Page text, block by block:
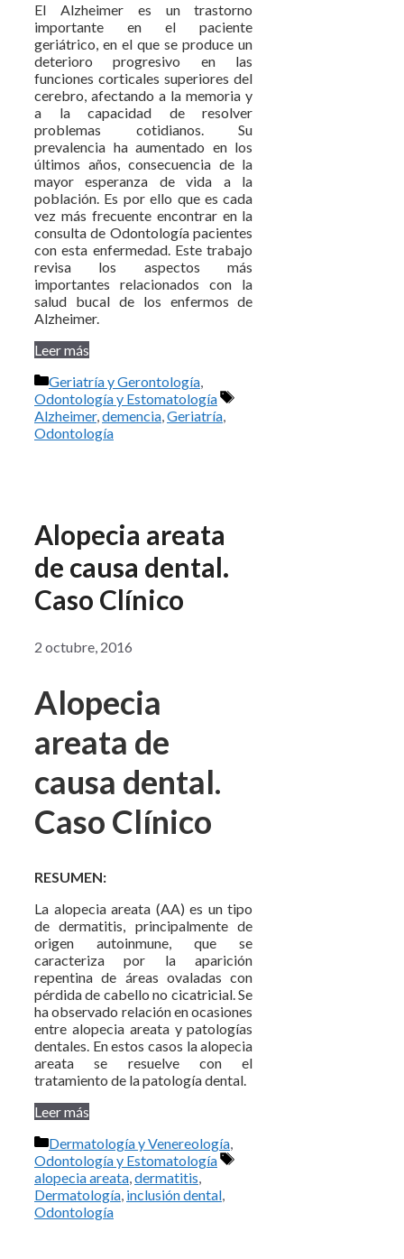
El Alzheimer es un trastorno
importante en el paciente
geriátrico, en el que se produce un
deterioro progresivo en las
funciones corticales superiores del
cerebro, afectando a la memoria y
a la capacidad de resolver
problemas cotidianos. Su
prevalencia ha aumentado en los
últimos años, consecuencia de la
mayor esperanza de vida a la
población. Es por ello que es cada
vez más frecuente encontrar en la
consulta de Odontología pacientes
con esta enfermedad. Este trabajo
revisa los aspectos más
importantes relacionados con la
salud bucal de los enfermos de
Alzheimer.
Leer más
Categorías
Geriatría y Gerontología,
Odontología y Estomatología
Etiquetas
Alzheimer,demencia,Geriatría,
Odontología
Alopecia areata
de causa dental.
Caso Clínico
2 octubre, 2016
Alopecia
areata de
causa dental.
Caso Clínico
RESUMEN:
La alopecia areata (AA) es un tipo
de dermatitis, principalmente de
origen autoinmune, que se
caracteriza por la aparición
repentina de áreas ovaladas con
pérdida de cabello no cicatricial. Se
ha observado relación en ocasiones
entre alopecia areata y patologías
dentales. En estos casos la alopecia
areata se resuelve con el
tratamiento de la patología dental.
Leer más
Categorías
Dermatología y Venereología,
Odontología y Estomatología
Etiquetas
alopecia areata,dermatitis,
Dermatología, inclusión dental,
Odontología